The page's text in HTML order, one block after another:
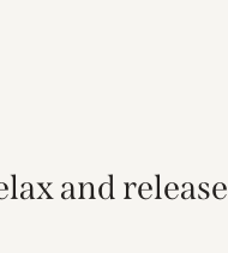
and release